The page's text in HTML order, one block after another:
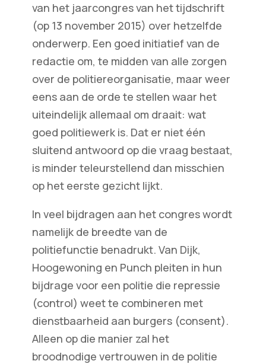
van het jaarcongres van het tijdschrift
(op 13 november 2015) over hetzelfde
onderwerp. Een goed initiatief van de
redactie om, te midden van alle zorgen
over de politiereorganisatie, maar weer
eens aan de orde te stellen waar het
uiteindelijk allemaal om draait: wat
goed politiewerk is. Dat er niet één
sluitend antwoord op die vraag bestaat,
is minder teleurstellend dan misschien
op het eerste gezicht lijkt.
In veel bijdragen aan het congres wordt
namelijk de breedte van de
politiefunctie benadrukt. Van Dijk,
Hoogewoning en Punch pleiten in hun
bijdrage voor een politie die repressie
(control) weet te combineren met
dienstbaarheid aan burgers (consent).
Alleen op die manier zal het
broodnodige vertrouwen in de politie